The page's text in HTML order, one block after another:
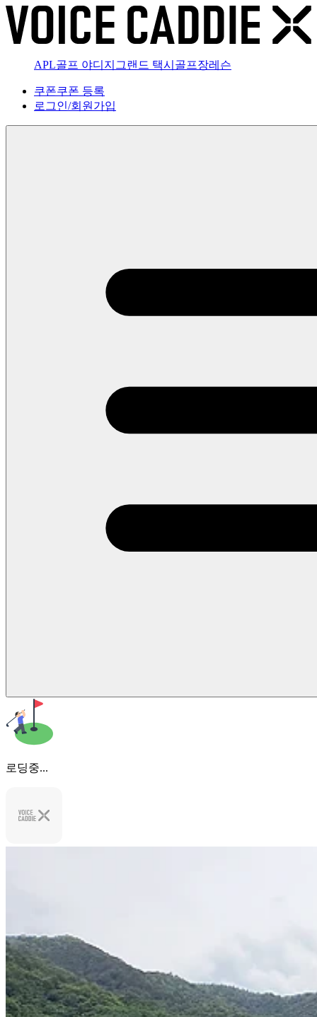
APL골프 야디지 그랜드 택시 골프장레슨
쿠폰쿠폰 등록
로그인/회원가입
로딩중...